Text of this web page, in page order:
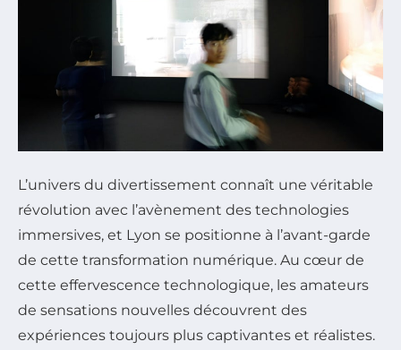
L’univers du divertissement connaît une véritable
révolution avec l’avènement des technologies
immersives, et Lyon se positionne à l’avant-garde
de cette transformation numérique. Au cœur de
cette effervescence technologique, les amateurs
de sensations nouvelles découvrent des
expériences toujours plus captivantes et réalistes.